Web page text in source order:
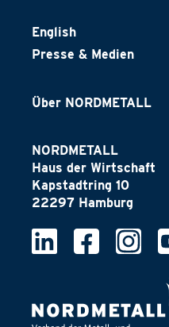
English
Presse & Medien
Über NORDMETALL
NORDMETALL
Haus der Wirtschaft
Kapstadtring 10
22297 Hamburg